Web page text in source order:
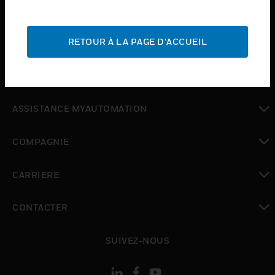
ASSISTANCE
ASSISTANCE MYAUTOMATION
COMPAGNIE
CARRIÈRE
CONTACTER
SUIVEZ-NOUS
RETOUR À LA PAGE D'ACCUEIL